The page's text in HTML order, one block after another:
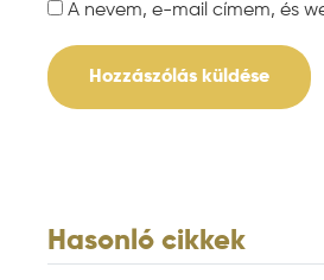
A nevem, e-mail címem, és
Hasonló cikkek